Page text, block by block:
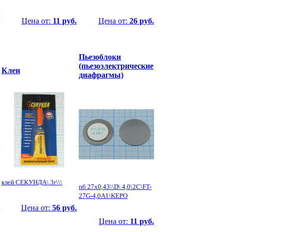
Цена от: 11 руб. Цена от: 26 руб.
Клеи
клей СЕКУНДА\ 3г\\\
Цена от: 56 руб.
Пьезоблоки
(пьезоэлектрические
диафрагмы)
пб 27x0,43\\D\ 4,0\2C\FT-
27G-4,0A1\KEPO
Цена от: 11 руб.